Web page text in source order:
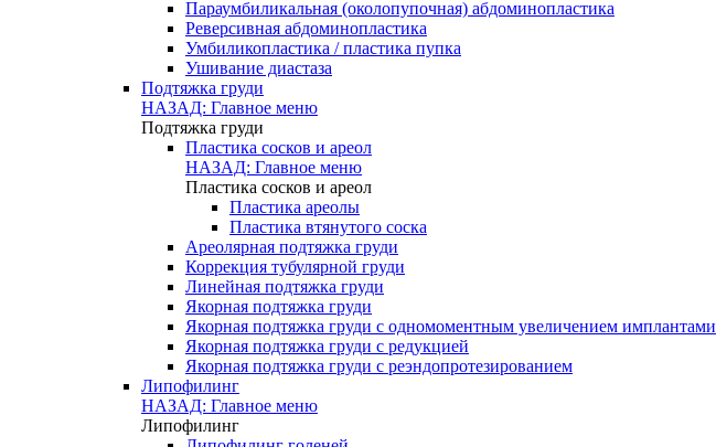
Параумбиликальная (околопупочная) абдоминопластика
Реверсивная абдоминопластика
Умбиликопластика / пластика пупка
Ушивание диастаза
Подтяжка груди
НАЗАД: Главное меню
Подтяжка груди
Пластика сосков и ареол
НАЗАД: Главное меню
Пластика сосков и ареол
Пластика ареолы
Пластика втянутого соска
Ареолярная подтяжка груди
Коррекция тубулярной груди
Линейная подтяжка груди
Якорная подтяжка груди
Якорная подтяжка груди с одномоментным увеличением имплантами
Якорная подтяжка груди с редукцией
Якорная подтяжка груди с реэндопротезированием
Липофилинг
НАЗАД: Главное меню
Липофилинг